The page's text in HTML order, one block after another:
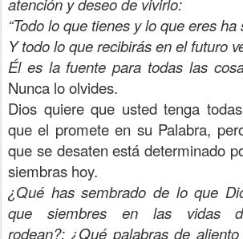
atención y deseo de vivirlo:
“Todo lo que tienes y lo que eres ha
Y todo lo que recibirás en el futuro
Él es la fuente para todas las
Nunca lo olvides.
Dios quiere que usted tenga
que el promete en su Palabra,
que se desaten está determinado
siembras hoy.
¿Qué has sembrado de lo que
que siembres en las vidas
rodean?; ¿Qué palabras de